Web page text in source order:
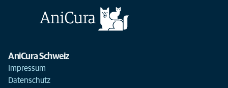
AniCura Schweiz
Impressum
Datenschutz